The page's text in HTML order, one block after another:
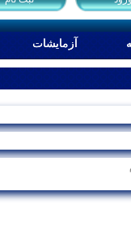
آزمایشات